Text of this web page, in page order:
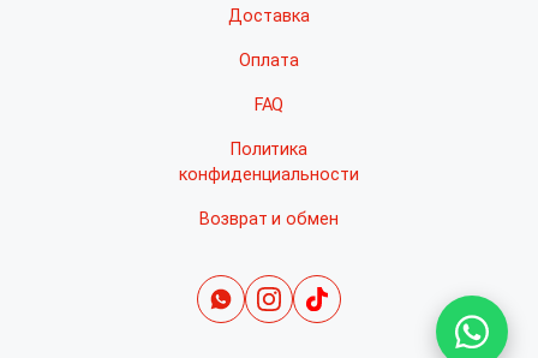
Доставка
Оплата
FAQ
Политика
конфиденциальности
Возврат и обмен